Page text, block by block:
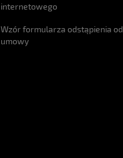
internetowego
Wzór formularza odstąpienia od
umowy